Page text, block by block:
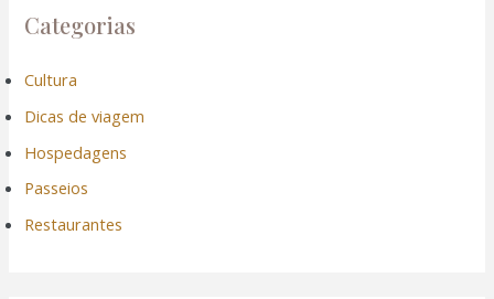
Categorias
Cultura
Dicas de viagem
Hospedagens
Passeios
Restaurantes